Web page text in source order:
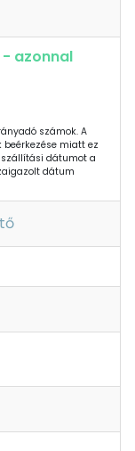
- azonnal
számok. A
miatt ez
dátumot a
dátum